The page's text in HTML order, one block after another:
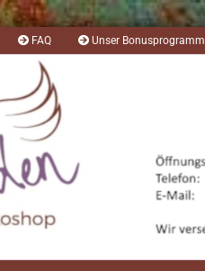
FAQ Unser Bonusprogramm